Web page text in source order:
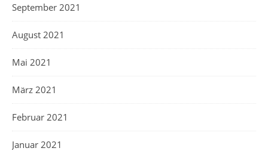
September 2021
August 2021
Mai 2021
März 2021
Februar 2021
Januar 2021